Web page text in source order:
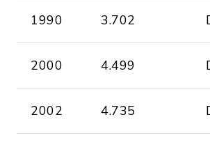
1990 3.702
2000 4.499
2002 4.735